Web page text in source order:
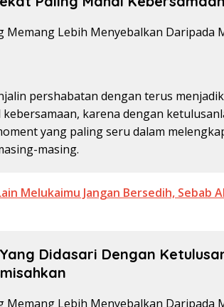
pershabatan dengan terus
karena dengan
yang paling seru dalam
masing.
Melukaimu Jangan Bersedih, Sebab
Didasari Dengan